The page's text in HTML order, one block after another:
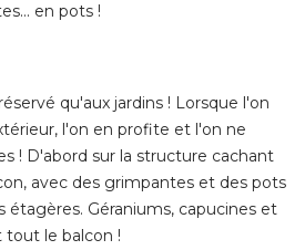
en pots !
qu'aux jardins ! Lorsque l'on
l'on en profite et l'on ne
! D'abord sur la structure cachant
avec des grimpantes et des pots
étagères. Géraniums, capucines et
tout le balcon !